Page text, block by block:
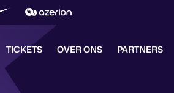
TICKETS OVER ONS PARTNERS